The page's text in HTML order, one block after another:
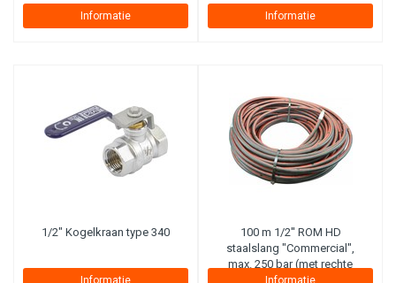
Informatie Informatie
1/2" Kogelkraan type 340
Informatie
100 m 1/2'' ROM HD
staalslang "Commercial",
max. 250 bar (met rechte
koppeling aan haspelzijde)
Informatie